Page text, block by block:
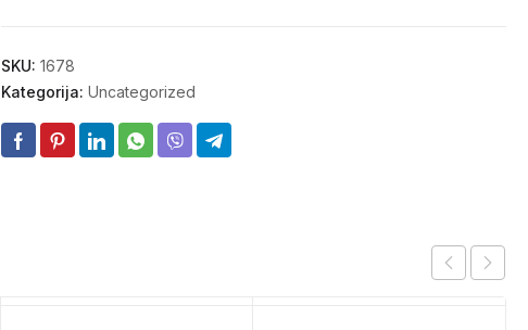
SKU: 1678
Kategorija: Uncategorized